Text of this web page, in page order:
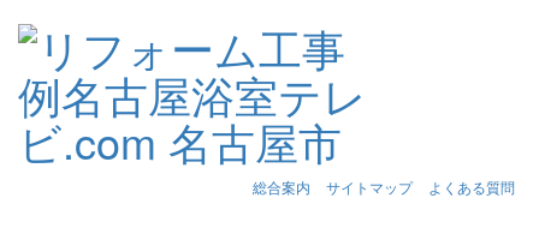
総合案内 サイトマップ
よくある質問